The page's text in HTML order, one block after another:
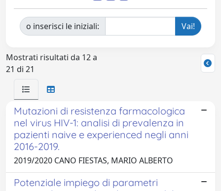
o inserisci le iniziali:
Mostrati risultati da 12 a
21 di 21
Mutazioni di resistenza farmacologica
nel virus HIV-1: analisi di prevalenza in
pazienti naive e experienced negli anni
2016-2019.
2019/2020 CANO FIESTAS, MARIO ALBERTO
Potenziale impiego di parametri